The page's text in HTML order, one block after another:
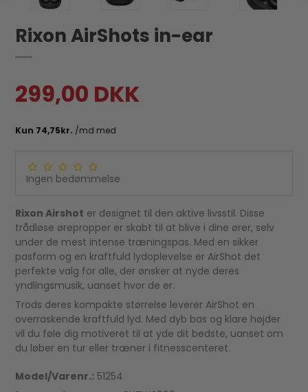
Rixon AirShots in-ear
299,00 DKK
Ingen bedømmelse
Rixon Airshot er designet til den aktive livsstil. Disse
trådløse ørepropper er skabt til at blive i dine ører, selv
under de mest intense træningspas. Med en sikker
pasform og en kraftfuld lydoplevelse er AirShot det
perfekte valg for alle, der ønsker at nyde deres
yndlingsmusik, uanset hvor de er.
Trods deres kompakte størrelse leverer AirShot en
overraskende kraftfuld lyd. Med dyb bas og klare højder
vil du føle dig motiveret til at yde dit bedste, uanset om
du løber en tur eller træner i fitnesscenteret.
Model/Varenr.: 51254